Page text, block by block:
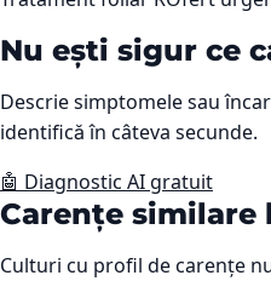
Nu ești sigur ce
Descrie simptomele sau
identifică în câteva secunde.
🤖 Diagnostic AI gratuit
Carențe
Culturi cu profil de carențe